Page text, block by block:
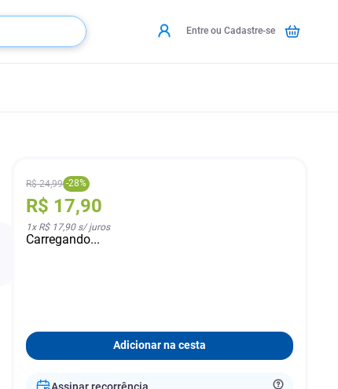
Entre ou Cadastre-se
R$ 24,99 -28%
R$ 17,90
1x R$ 17,90s/ juros
Carregando...
Adicionar na cesta